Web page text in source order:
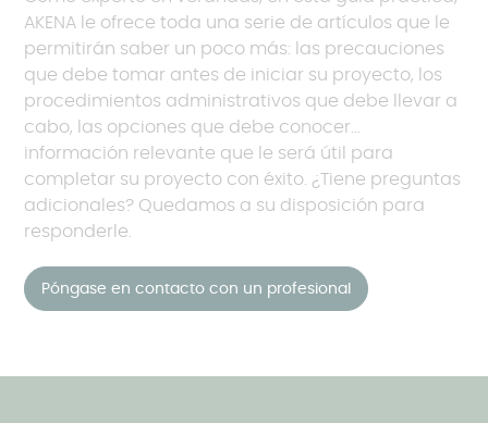
AKENA le ofrece toda una serie de artículos que le
permitirán saber un poco más: las precauciones
que debe tomar antes de iniciar su proyecto, los
procedimientos administrativos que debe llevar a
cabo, las opciones que debe conocer...
información relevante que le será útil para
completar su proyecto con éxito. ¿Tiene preguntas
adicionales? Quedamos a su disposición para
responderle.
Póngase en contacto con un profesional